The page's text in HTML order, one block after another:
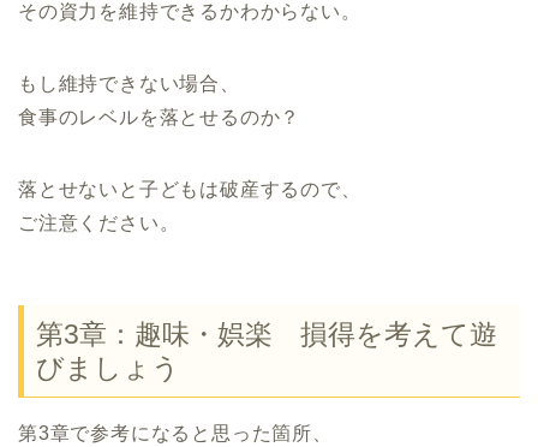
その資力を維持できるかわからない。
もし維持できない場合、
食事のレベルを落とせるのか？
落とせないと子どもは破産するので、
ご注意ください。
第3章：趣味・娯楽 損得を考えて遊
びましょう
第3章で参考になると思った箇所、